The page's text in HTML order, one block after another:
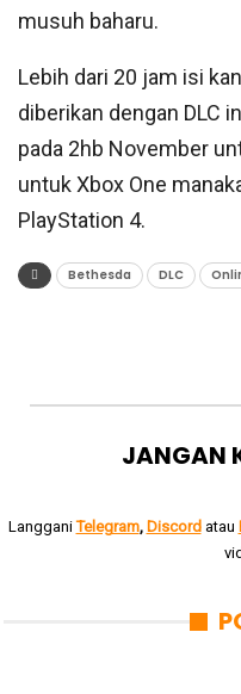
musuh baharu.
Lebih dari 20 jam isi
diberikan dengan DLC
pada 2hb November
untuk Xbox One
PlayStation 4.
Bethesda DLC
JANGAN
LangganiTelegram, Discordatau